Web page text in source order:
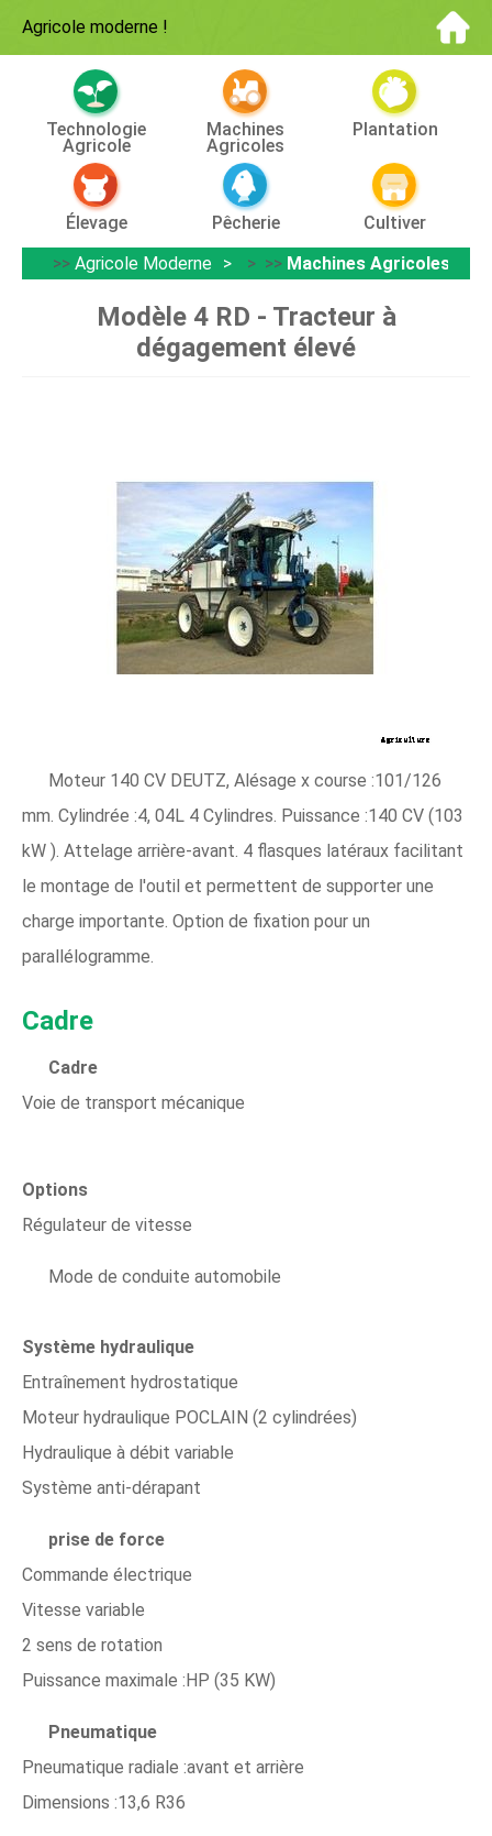
Agricole moderne !
Technologie
Agricole
Machines
Agricoles
Plantation
Élevage Pêcherie
Cultiver
>> Agricole Moderne > >> Machines Agricoles
Modèle 4 RD - Tracteur à
dégagement élevé
Moteur 140 CV DEUTZ, Alésage x course :101/126
mm. Cylindrée :4, 04L 4 Cylindres. Puissance :140 CV (103
kW ). Attelage arrière-avant. 4 flasques latéraux facilitant
le montage de l'outil et permettent de supporter une
charge importante. Option de fixation pour un
parallélogramme.
Cadre
Cadre
Voie de transport mécanique
Options
Régulateur de vitesse
Mode de conduite automobile
Système hydraulique
Entraînement hydrostatique
Moteur hydraulique POCLAIN (2 cylindrées)
Hydraulique à débit variable
Système anti-dérapant
prise de force
Commande électrique
Vitesse variable
2 sens de rotation
Puissance maximale :HP (35 KW)
Pneumatique
Pneumatique radiale :avant et arrière
Dimensions :13,6 R36